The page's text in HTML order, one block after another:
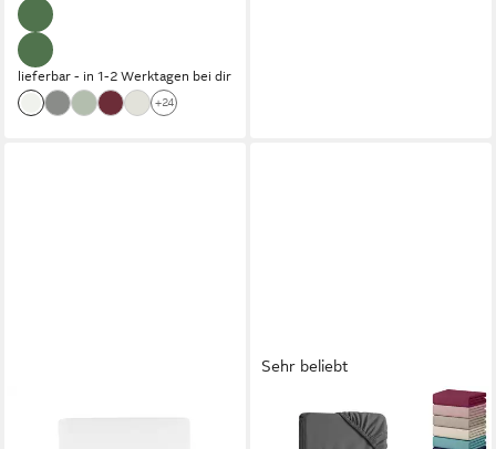
lieferbar - in 1-2 Werktagen bei dir
+24
Sehr beliebt
OTTO HOME
Spannbettlaken Cremona,